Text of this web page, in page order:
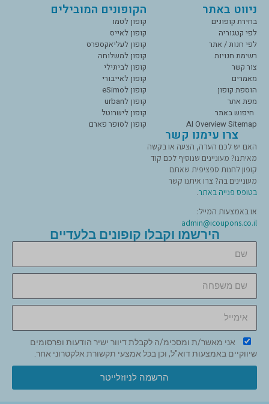
ניווט באתר
בחירת קופונים
לפי קטגוריה
לפי חנות / אתר
רשימת חנויות
צור קשר
מאמרים
הוספת קופון
מפת אתר
חיפוש באתר
AI Overview Sitemap
הקופונים המובילים
קופון לטמו
קופון לאייס
קופון לעליאקספרס
קופון למשלוחה
קופון לביתילי
קופון לאייבורי
קופון לeSimo
קופון לurban
קופון לישרוטל
קופון לסופר פארם
צרו עימנו קשר
האם יש לכם הערה, הצעה או בקשה
מאיתנו? מעוניינים שנוסיף לכם קוד
קופון לחנות ספציפית שאתם
מעוניינים בה? צרו איתנו קשר
בטופס פנייה באתר.
או באמצעות המייל:
admin@icoupons.co.il
הירשמו וקבלו קופונים בלעדיים
אני מאשר/ת ומסכימ/ה לקבלת דיוור ישיר הודעות ופרסומים
שיווקיים באמצעות דוא"ל, וכן בכל אמצעי תקשורת אלקטרוני אחר.
הרשמה לניוזלייטר